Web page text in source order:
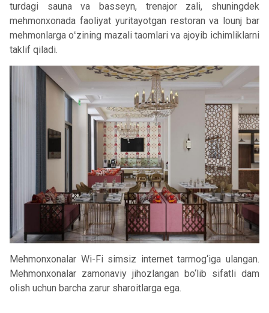
turdagi sauna va basseyn, trenajor zali, shuningdek
mehmonxonada faoliyat yuritayotgan restoran va lounj bar
mehmonlarga oʻzining mazali taomlari va ajoyib ichimliklarni
taklif qiladi.
Mehmonxonalar Wi-Fi simsiz internet tarmog‘iga ulangan.
Mehmonxonalar zamonaviy jihozlangan bo‘lib sifatli dam
olish uchun barcha zarur sharoitlarga ega.